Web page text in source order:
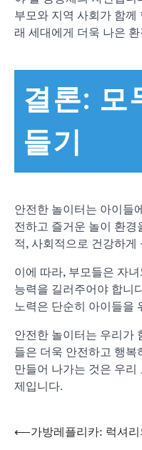
부모와 지역 사회가 함께
래 세대에게 더욱 나은
결론: 모
들기
안전한 놀이터는 아이들
전하고 즐거운 놀이 환
적, 사회적으로 건강하게
이에 따라, 부모들은 자
능력을 길러주어야 합니
노력은 단순히 아이들을
안전한 놀이터는 우리가
들은 더욱 안전하고 행
만들어 나가는 것은 우
제입니다.
⟵가방레플리카: 럭셔